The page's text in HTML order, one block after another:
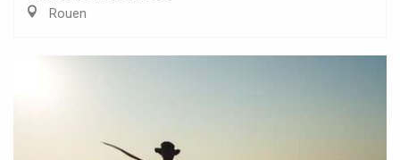
Rouen